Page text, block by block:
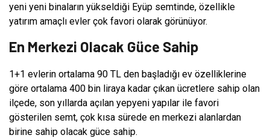
yeni yeni binaların yükseldiği Eyüp semtinde, özellikle
yatırım amaçlı evler çok favori olarak görünüyor.
En Merkezi Olacak Güce Sahip
1+1 evlerin ortalama 90 TL den başladığı ev özelliklerine
göre ortalama 400 bin liraya kadar çıkan ücretlere sahip olan
ilçede, son yıllarda açılan yepyeni yapılar ile favori
gösterilen semt, çok kısa sürede en merkezi alanlardan
birine sahip olacak güce sahip.